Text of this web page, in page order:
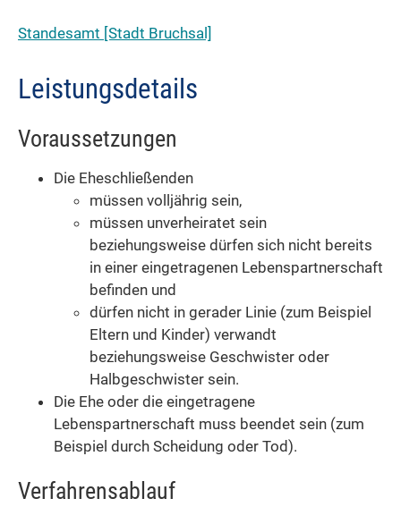
Standesamt [Stadt Bruchsal]
Leistungsdetails
Voraussetzungen
Die Eheschließenden
müssen volljährig sein,
müssen unverheiratet sein
beziehungsweise dürfen sich nicht bereits
in einer eingetragenen Lebenspartnerschaft
befinden und
dürfen nicht in gerader Linie (zum Beispiel
Eltern und Kinder) verwandt
beziehungsweise Geschwister oder
Halbgeschwister sein.
Die Ehe oder die eingetragene
Lebenspartnerschaft muss beendet sein (zum
Beispiel durch Scheidung oder Tod).
Verfahrensablauf